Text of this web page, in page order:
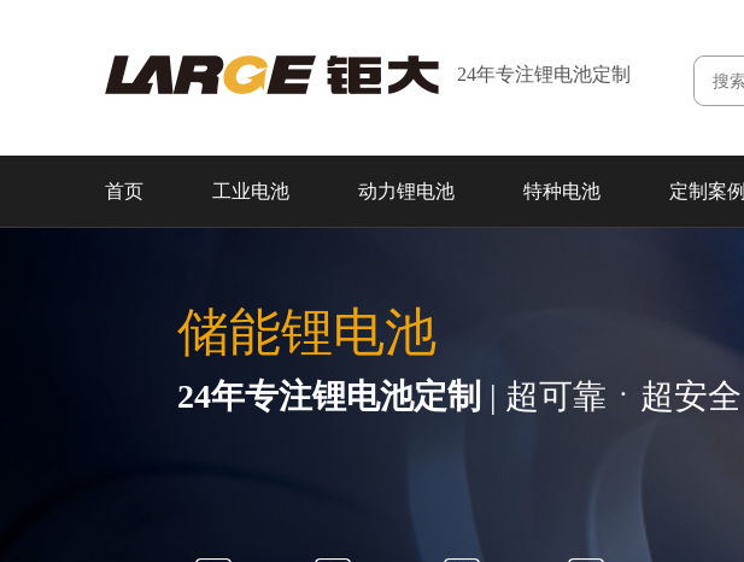
24年专注锂电池定制
首页 工业电池 动力锂电池 特种电池 定制案例
储能锂电池
24年专注锂电池定制 | 超可靠ㆍ超安全